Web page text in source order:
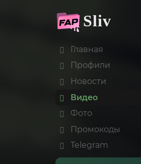
Sliv
Главная
Профили
Новости
Видео
Фото
Промокоды
Telegram